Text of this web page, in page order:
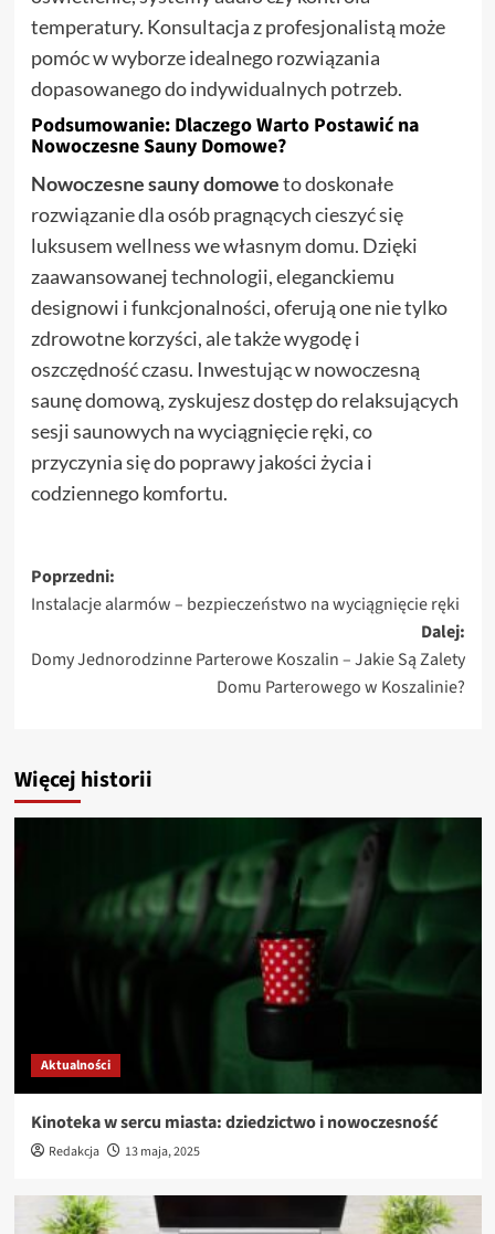
temperatury. Konsultacja z profesjonalistą może
pomóc w wyborze idealnego rozwiązania
dopasowanego do indywidualnych potrzeb.
Podsumowanie: Dlaczego Warto Postawić na
Nowoczesne Sauny Domowe?
Nowoczesne sauny domoweto doskonałe
rozwiązanie dla osób pragnących cieszyć się
luksusem wellness we własnym domu. Dzięki
zaawansowanej technologii, eleganckiemu
designowi i funkcjonalności, oferują one nie tylko
zdrowotne korzyści, ale także wygodę i
oszczędność czasu. Inwestując w nowoczesną
saunę domową, zyskujesz dostęp do relaksujących
sesji saunowych na wyciągnięcie ręki, co
przyczynia się do poprawy jakości życia i
codziennego komfortu.
Zobacz
wpisy
Poprzedni:
Instalacje alarmów – bezpieczeństwo na wyciągnięcie ręki
Dalej:
Domy Jednorodzinne Parterowe Koszalin – Jakie Są Zalety
Domu Parterowego w Koszalinie?
Więcej historii
Aktualności
Kinoteka w sercu miasta: dziedzictwo i nowoczesność
Redakcja 13 maja, 2025